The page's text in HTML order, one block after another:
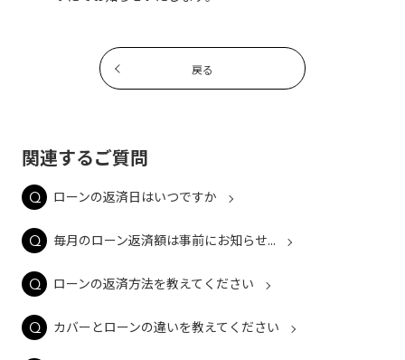
戻る
関連するご質問
ローンの返済日はいつですか
毎月のローン返済額は事前にお知らせ...
ローンの返済方法を教えてください
カバーとローンの違いを教えてください